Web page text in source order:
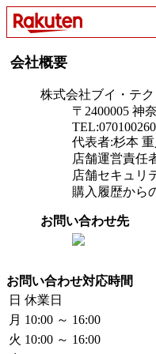
会社概要
株式会社ブイ・テ
〒2400005 神
代表者:杉本 重
店舗運営責任
店舗セキュリ
購入履歴から
お問い合わせ先
お問い合わせ対応時間
日 休業日
月 10:00 ～ 16:00
火 10:00 ～ 16:00